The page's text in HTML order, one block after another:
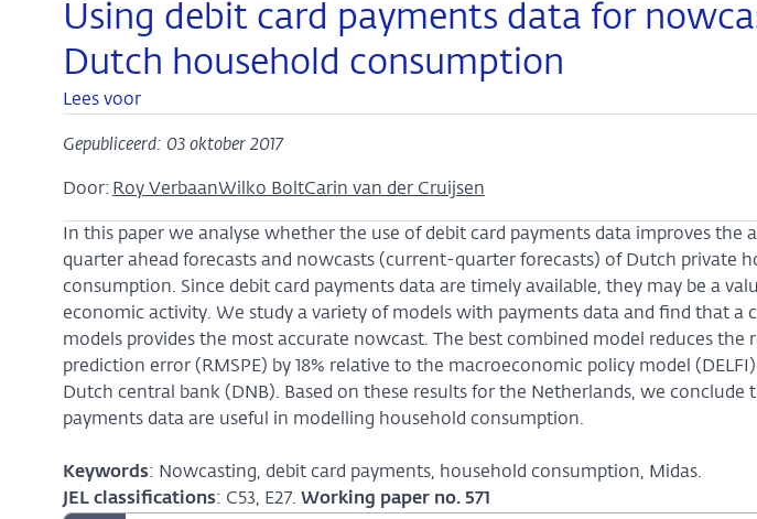
Using debit card payments data for
Dutch household consumption
Lees voor
Gepubliceerd: 03 oktober 2017
Door: Roy VerbaanWilko BoltCarin van der Cruijsen
In this paper we analyse whether the use of debit card payments data improves the
quarter ahead forecasts and nowcasts (current-quarter forecasts) of Dutch private
consumption. Since debit card payments data are timely available, they may be a
economic activity. We study a variety of models with payments data and find that a
models provides the most accurate nowcast. The best combined model reduces the
prediction error (RMSPE) by 18% relative to the macroeconomic policy model
Dutch central bank (DNB). Based on these results for the Netherlands, we conclude
payments data are useful in modelling household consumption.
Keywords: Nowcasting, debit card payments, household consumption, Midas.
JEL classifications: C53, E27. Working paper no. 571